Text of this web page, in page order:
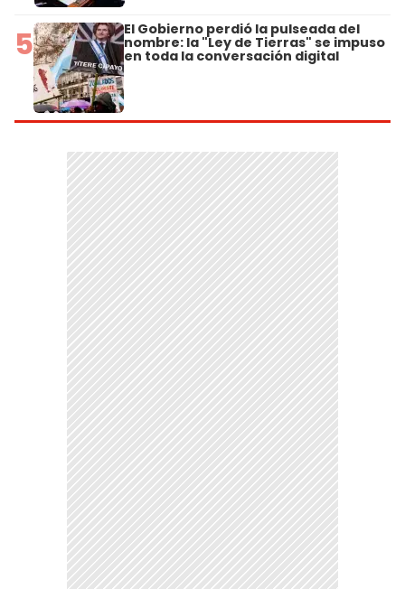
5 El Gobierno perdió la pulseada del
nombre: la "Ley de Tierras" se impuso
en toda la conversación digital